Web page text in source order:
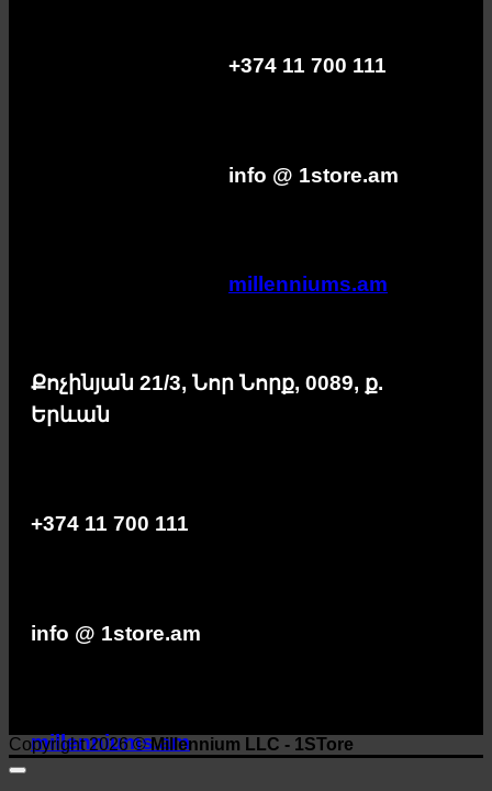
+374 11 700 111
info @ 1store.am
millenniums.am
Քոչինյան 21/3, Նոր Նորք, 0089, ք.
Երևան
+374 11 700 111
info @ 1store.am
millenniums.am
Copyright 2026 ©Millennium LLC - 1STore